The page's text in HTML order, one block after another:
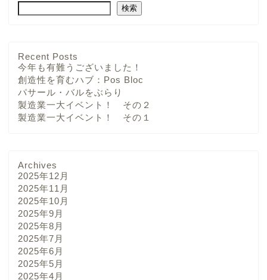
検索
Recent Posts
今年も有難うございました！
創造性を育むハブ：Pos Bloc
パサール・バルをぶらり
製造業一大イベント！ その２
製造業一大イベント！ その１
Archives
2025年12月
2025年11月
2025年10月
2025年9月
2025年8月
2025年7月
2025年6月
2025年5月
2025年4月